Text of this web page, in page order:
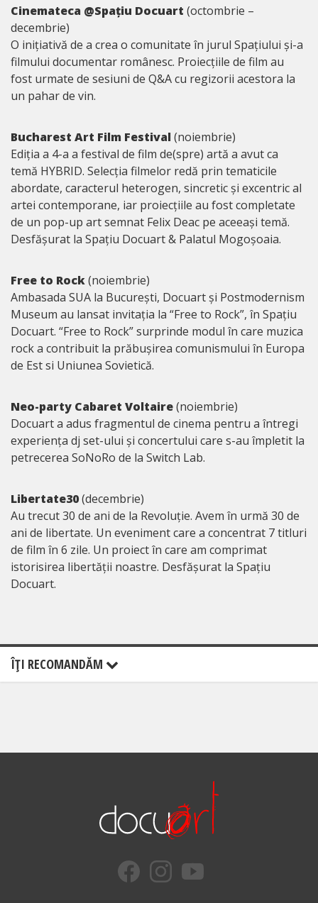
Cinemateca @Spațiu Docuart (octombrie –
decembrie)
O inițiativă de a crea o comunitate în jurul Spațiului și-a
filmului documentar românesc. Proiecțiile de film au
fost urmate de sesiuni de Q&A cu regizorii acestora la
un pahar de vin.
Bucharest Art Film Festival (noiembrie)
Ediția a 4-a a festival de film de(spre) artă a avut ca
temă HYBRID. Selecția filmelor redă prin tematicile
abordate, caracterul heterogen, sincretic și excentric al
artei contemporane, iar proiecțiile au fost completate
de un pop-up art semnat Felix Deac pe aceeași temă.
Desfășurat la Spațiu Docuart & Palatul Mogoșoaia.
Free to Rock(noiembrie)
Ambasada SUA la București, Docuart și Postmodernism
Museum au lansat invitația la “Free to Rock”, în Spațiu
Docuart. “Free to Rock” surprinde modul în care muzica
rock a contribuit la prăbușirea comunismului în Europa
de Est si Uniunea Sovietică.
Neo-party Cabaret Voltaire(noiembrie)
Docuart a adus fragmentul de cinema pentru a întregi
experiența dj set-ului și concertului care s-au împletit la
petrecerea SoNoRo de la Switch Lab.
Libertate30(decembrie)
Au trecut 30 de ani de la Revoluție. Avem în urmă 30 de
ani de libertate. Un eveniment care a concentrat 7 titluri
de film în 6 zile. Un proiect în care am comprimat
istorisirea libertății noastre. Desfășurat la Spațiu
Docuart.
ÎŢI RECOMANDĂM